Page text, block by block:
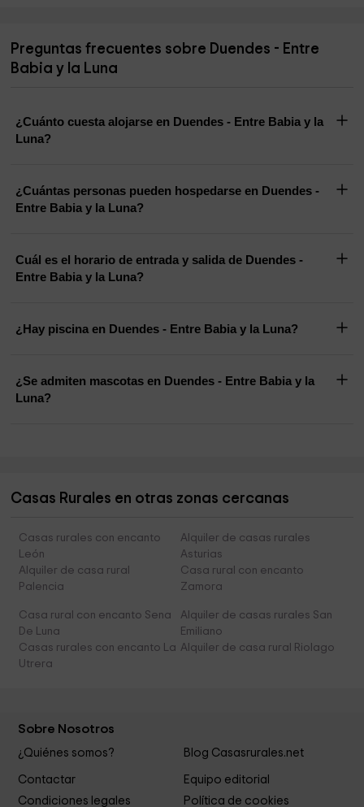
Preguntas frecuentes sobre Duendes - Entre
Babia y la Luna
¿Cuánto cuesta alojarse en Duendes - Entre Babia y la
Luna?
¿Cuántas personas pueden hospedarse en Duendes -
Entre Babia y la Luna?
Cuál es el horario de entrada y salida de Duendes -
Entre Babia y la Luna?
¿Hay piscina en Duendes - Entre Babia y la Luna?
¿Se admiten mascotas en Duendes - Entre Babia y la
Luna?
Casas Rurales en otras zonas cercanas
Casas rurales con encanto
León
Alquiler de casas rurales
Asturias
Alquiler de casa rural
Palencia
Casa rural con encanto
Zamora
Casa rural con encanto Sena
De Luna
Alquiler de casas rurales San
Emiliano
Casas rurales con encanto La
Utrera
Alquiler de casa rural Riolago
Sobre Nosotros
¿Quiénes somos? Blog Casasrurales.net
Contactar
Equipo editorial
Condiciones legales
Política de cookies